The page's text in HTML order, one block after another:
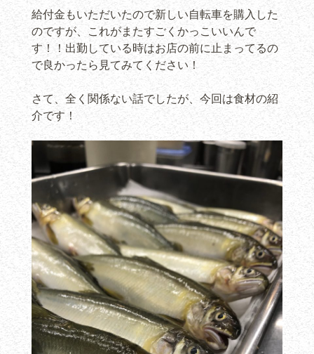
給付金もいただいたので新しい自転車を購入した
のですが、これがまたすごくかっこいいんで
す！！出勤している時はお店の前に止まってるの
で良かったら見てみてください！
さて、全く関係ない話でしたが、今回は食材の紹
介です！